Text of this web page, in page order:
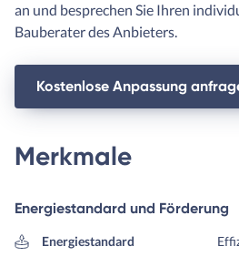
an und besprechen Sie Ihren
Bauberater des Anbieters.
Kostenlose Anpassung
Merkmale
Energiestandard und Förderung
Energiestandard